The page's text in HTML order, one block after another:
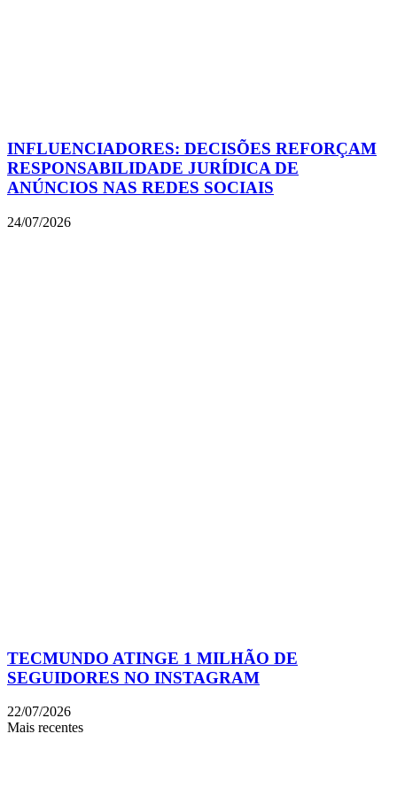
INFLUENCIADORES: DECISÕES REFORÇAM
RESPONSABILIDADE JURÍDICA DE
ANÚNCIOS NAS REDES SOCIAIS
24/07/2026
TECMUNDO ATINGE 1 MILHÃO DE
SEGUIDORES NO INSTAGRAM
22/07/2026
Mais recentes